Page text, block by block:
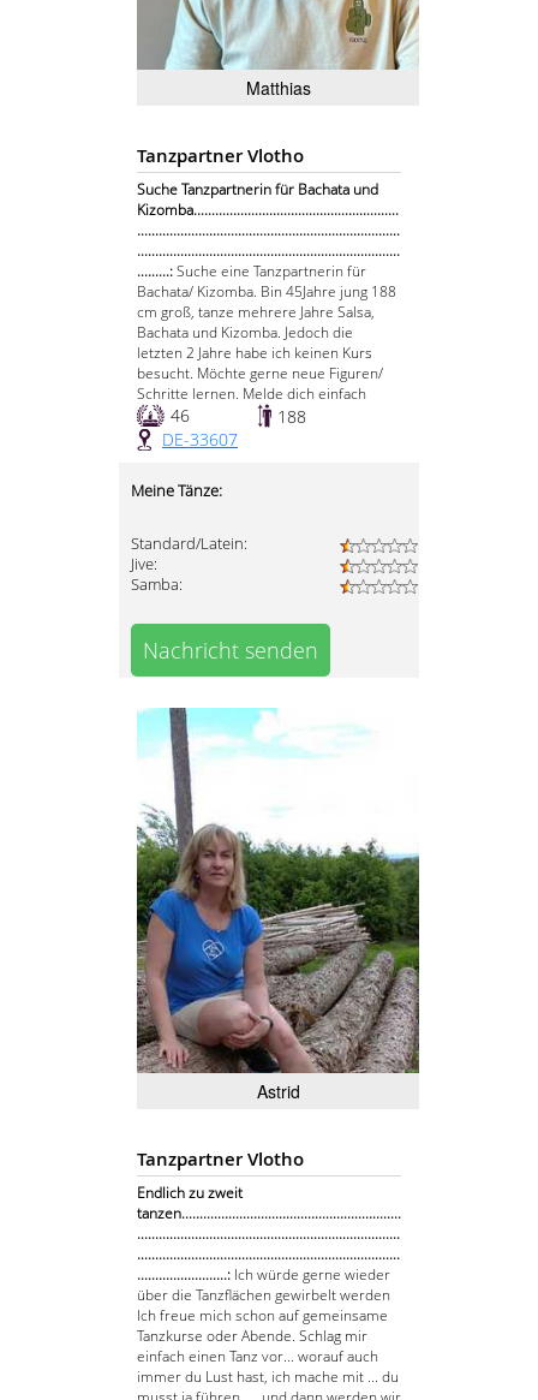
Matthias
Tanzpartner Vlotho
Suche Tanzpartnerin für Bachata und
Kizomba.........................................................
.........................................................................
.........................................................................
.........:Suche eine Tanzpartnerin für
Bachata/ Kizomba. Bin 45Jahre jung 188
cm groß, tanze mehrere Jahre Salsa,
Bachata und Kizomba. Jedoch die
letzten 2 Jahre habe ich keinen Kurs
besucht. Möchte gerne neue Figuren/
Schritte lernen. Melde dich einfach
46
188
DE-33607
Meine Tänze:
Standard/Latein:
Jive:
Samba:
Nachricht senden
Astrid
Tanzpartner Vlotho
Endlich zu zweit
tanzen.............................................................
.........................................................................
.........................................................................
.........................: Ich würde gerne wieder
über die Tanzflächen gewirbelt werden
Ich freue mich schon auf gemeinsame
Tanzkurse oder Abende. Schlag mir
einfach einen Tanz vor... worauf auch
immer du Lust hast, ich mache mit ... du